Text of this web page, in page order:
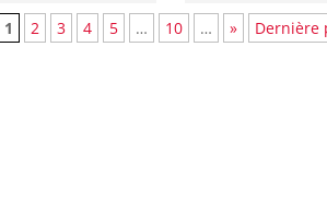
1 2 3 4 5 … 10 … » Dernière